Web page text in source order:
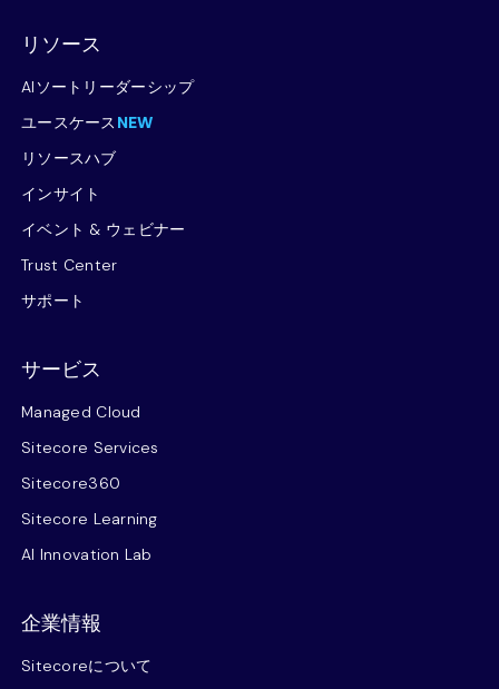
リソース
AIソートリーダーシップ
ユースケース NEW
リソースハブ
インサイト
イベント & ウェビナー
Trust Center
サポート
サービス
Managed Cloud
Sitecore Services
Sitecore360
Sitecore Learning
AI Innovation Lab
企業情報
Sitecoreについて